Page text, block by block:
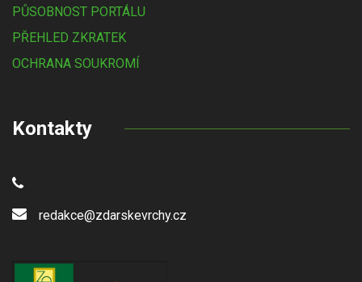
PŮSOBNOST PORTÁLU
PŘEHLED ZKRATEK
OCHRANA SOUKROMÍ
Kontakty
redakce@zdarskevrchy.cz